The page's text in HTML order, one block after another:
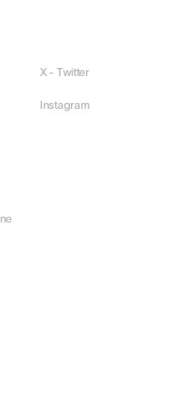
X - Twitter
Instagram